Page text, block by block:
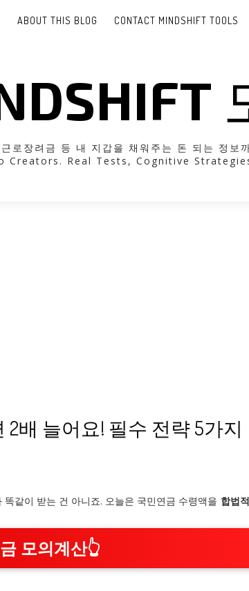
ABOUT THIS BLOG CONTACT MINDSHIFT TOOLS
로장려금 등 내 지갑을 채워주는 돈 되는
Creators. Real Tests, Cognitive
배 늘어요! 필수 전략 5가지
같이 받는 건 아니죠. 오늘은 국민연금 수령액을 합법
모의계산👆